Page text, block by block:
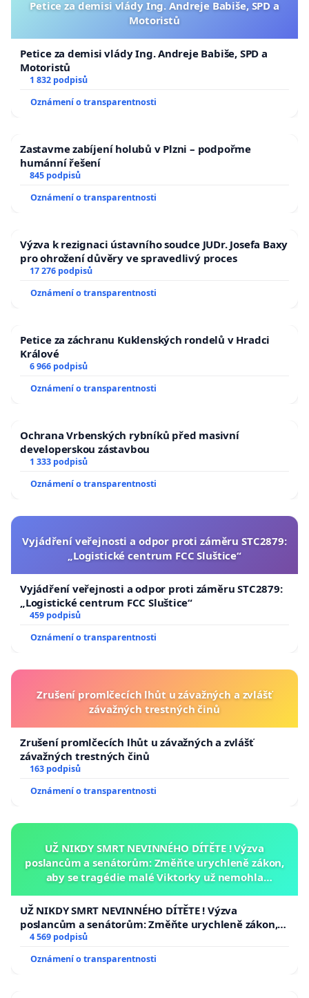
Petice za demisi vlády Ing. Andreje Babiše, SPD a
Motoristů
Petice za demisi vlády Ing. Andreje Babiše, SPD a
Motoristů
1 832 podpisů
Oznámení o transparentnosti
Zastavme zabíjení holubů v Plzni – podpořme
humánní řešení
845 podpisů
Oznámení o transparentnosti
Výzva k rezignaci ústavního soudce JUDr. Josefa Baxy
pro ohrožení důvěry ve spravedlivý proces
17 276 podpisů
Oznámení o transparentnosti
Petice za záchranu Kuklenských rondelů v Hradci
Králové
6 966 podpisů
Oznámení o transparentnosti
Ochrana Vrbenských rybníků před masivní
developerskou zástavbou
1 333 podpisů
Oznámení o transparentnosti
Vyjádření veřejnosti a odpor proti záměru STC2879:
„Logistické centrum FCC Sluštice“
Vyjádření veřejnosti a odpor proti záměru STC2879:
„Logistické centrum FCC Sluštice“
459 podpisů
Oznámení o transparentnosti
Zrušení promlčecích lhůt u závažných a zvlášť
závažných trestných činů
Zrušení promlčecích lhůt u závažných a zvlášť
závažných trestných činů
163 podpisů
Oznámení o transparentnosti
UŽ NIKDY SMRT NEVINNÉHO DÍTĚTE ! Výzva
poslancům a senátorům: Změňte urychleně zákon,
aby se tragédie malé Viktorky už nemohla
UŽ NIKDY SMRT NEVINNÉHO DÍTĚTE ! Výzva
poslancům a senátorům: Změňte urychleně zákon,
aby se tragédie malé Viktorky už nemohla opakovat!
4 569 podpisů
Oznámení o transparentnosti